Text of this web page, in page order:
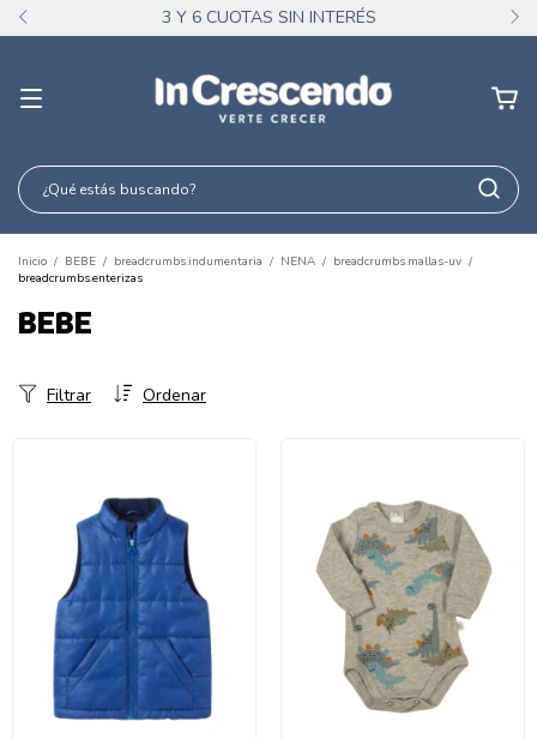
3 Y 6 CUOTAS SIN INTERÉS
Inicio / BEBE / breadcrumbs.indumentaria / NENA / breadcrumbs.mallas-uv /
breadcrumbs.enterizas
BEBE
Ordenar
Filtrar